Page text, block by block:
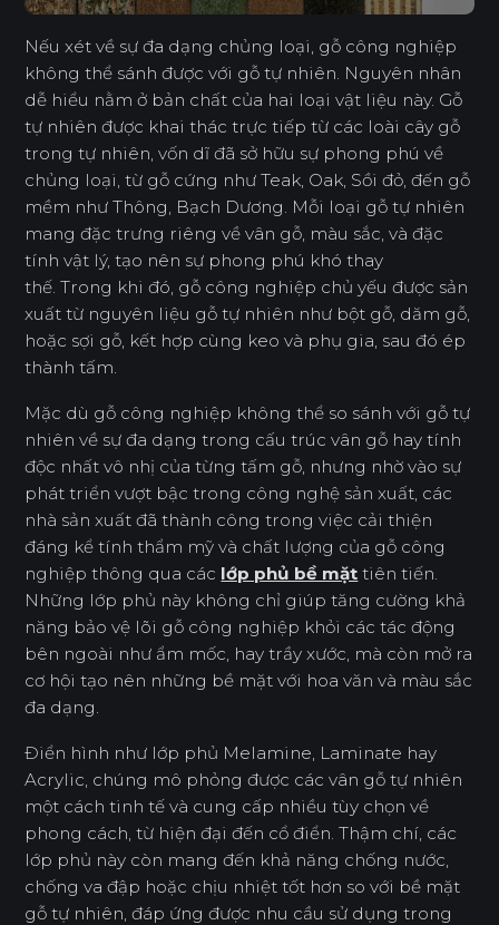
Nếu xét về sự đa dạng chủng loại, gỗ công nghiệp
không thể sánh được với gỗ tự nhiên. Nguyên nhân
dễ hiểu nằm ở bản chất của hai loại vật liệu này. Gỗ
tự nhiên được khai thác trực tiếp từ các loài cây gỗ
trong tự nhiên, vốn dĩ đã sở hữu sự phong phú về
chủng loại, từ gỗ cứng như Teak, Oak, Sồi đỏ, đến gỗ
mềm như Thông, Bạch Dương. Mỗi loại gỗ tự nhiên
mang đặc trưng riêng về vân gỗ, màu sắc, và đặc
tính vật lý, tạo nên sự phong phú khó thay
thế. Trong khi đó, gỗ công nghiệp chủ yếu được sản
xuất từ nguyên liệu gỗ tự nhiên như bột gỗ, dăm gỗ,
hoặc sợi gỗ, kết hợp cùng keo và phụ gia, sau đó ép
thành tấm.
Mặc dù gỗ công nghiệp không thể so sánh với gỗ tự
nhiên về sự đa dạng trong cấu trúc vân gỗ hay tính
độc nhất vô nhị của từng tấm gỗ, nhưng nhờ vào sự
phát triển vượt bậc trong công nghệ sản xuất, các
nhà sản xuất đã thành công trong việc cải thiện
đáng kể tính thẩm mỹ và chất lượng của gỗ công
nghiệp thông qua các lớp phủ bề mặt tiên tiến.
Những lớp phủ này không chỉ giúp tăng cường khả
năng bảo vệ lõi gỗ công nghiệp khỏi các tác động
bên ngoài như ẩm mốc, hay trầy xước, mà còn mở ra
cơ hội tạo nên những bề mặt với hoa văn và màu sắc
đa dạng.
Điển hình như lớp phủ Melamine, Laminate hay
Acrylic, chúng mô phỏng được các vân gỗ tự nhiên
một cách tinh tế và cung cấp nhiều tùy chọn về
phong cách, từ hiện đại đến cổ điển. Thậm chí, các
lớp phủ này còn mang đến khả năng chống nước,
chống va đập hoặc chịu nhiệt tốt hơn so với bề mặt
gỗ tự nhiên, đáp ứng được nhu cầu sử dụng trong